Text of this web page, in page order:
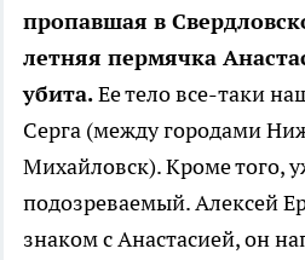
пропавшая в
летняя пермячка
убита.Ее тело все-таки
Серга (между городами
Михайловск). Кроме того,
подозреваемый. Алексей
знаком с Анастасией, он